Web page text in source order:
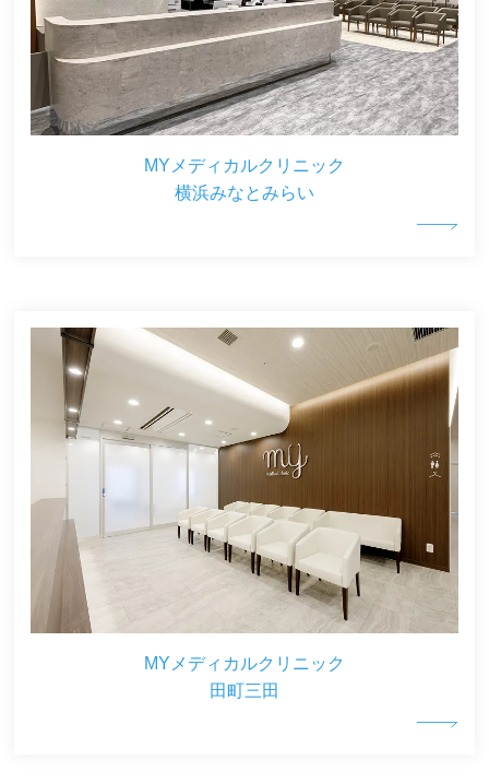
MYメディカルクリニック
横浜みなとみらい
MYメディカルクリニック
田町三田